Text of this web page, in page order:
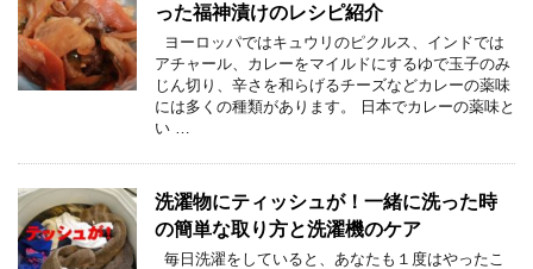
った福神漬けのレシピ紹介
ヨーロッパではキュウリのピクルス、インドでは
アチャール、カレーをマイルドにするゆで玉子のみ
じん切り、辛さを和らげるチーズなどカレーの薬味
には多くの種類があります。 日本でカレーの薬味と
い …
洗濯物にティッシュが！一緒に洗った時
の簡単な取り方と洗濯機のケア
毎日洗濯をしていると、あなたも１度はやったこ